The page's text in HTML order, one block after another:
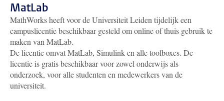
MatLab
MathWorks heeft voor de Universiteit Leiden tijdelijk een
campuslicentie beschikbaar gesteld om online of thuis gebruik te
maken van MatLab.
De licentie omvat MatLab, Simulink en alle toolboxes. De
licentie is gratis beschikbaar voor zowel onderwijs als
onderzoek, voor alle studenten en medewerkers van de
universiteit.